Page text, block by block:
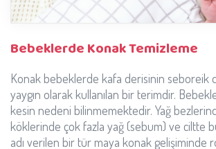
Bebeklerde Konak Temizleme
Konak bebeklerde kafa derisinin seboreik
yaygın olarak kullanılan bir terimdir.
kesin nedeni bilinmemektedir. Yağ
köklerinde çok fazla yağ (sebum) ve ciltte
adı verilen bir tür maya konak gelişiminde